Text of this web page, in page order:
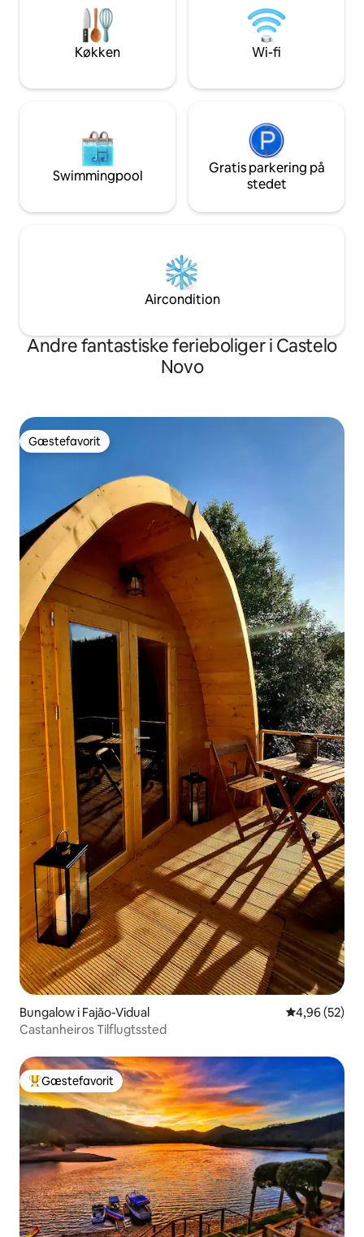
lejligheden er helt privat, da den er hele
øverste etage og med egen indgang.
giver gæsterne
landets
engagement i
Køkken Wi-fi
Swimmingpool
Gratis parkering på
stedet
Aircondition
Andre fantastiske ferieboliger i Castelo
Novo
Gæstefavorit
Gæstefavorit
Bungalow i Fajão-Vidual 4,96 ud af 5 i
4,96 (52)
Castanheiros Tilflugtssted
Bedste gæstefavorit
Gæstefavorit